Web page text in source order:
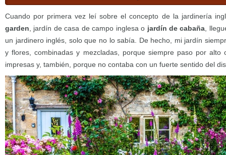
Cuando por primera vez leí sobre el concepto de la jardinería
garden , jardín de casa de campo inglesa o jardín de cabaña ,
un jardinero inglés, solo que no lo sabía. De hecho, mi jardín
y flores, combinadas y mezcladas, porque siempre paso por
impresas y, también, porque no contaba con un fuerte sentido del